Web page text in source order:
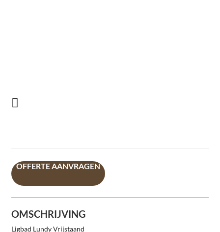
OFFERTE AANVRAGEN
OMSCHRIJVING
Ligbad Lundy Vrijstaand